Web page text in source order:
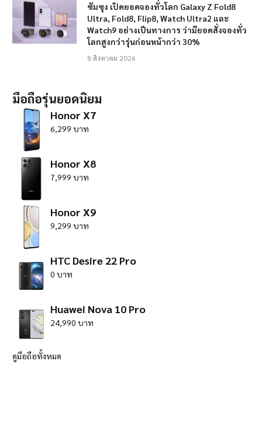
ซัมซุง เปิดยอดจองทั่วโลก Galaxy Z Fold8
Ultra, Fold8, Flip8, Watch Ultra2 และ
Watch9 อย่างเป็นทางการ ว่ามียอดสั่งจองทั่ว
โลกสูงกว่ารุ่นก่อนหน้ากว่า 30%
8 สิงหาคม 2026
มือถือรุ่นยอดนิยม
Honor X7
6,299 บาท
Honor X8
7,999 บาท
Honor X9
9,299 บาท
HTC Desire 22 Pro
0 บาท
Huawei Nova 10 Pro
24,990 บาท
ดูมือถือทั้งหมด